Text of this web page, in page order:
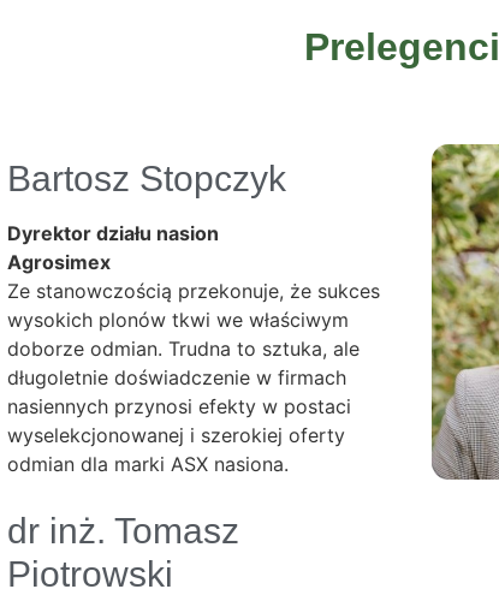
Prelegenci
Bartosz Stopczyk
Dyrektor działu nasion
Agrosimex
Ze stanowczością przekonuje, że sukces
wysokich plonów tkwi we właściwym
doborze odmian. Trudna to sztuka, ale
długoletnie doświadczenie w firmach
nasiennych przynosi efekty w postaci
wyselekcjonowanej i szerokiej oferty
odmian dla marki ASX nasiona.
dr inż. Tomasz
Piotrowski